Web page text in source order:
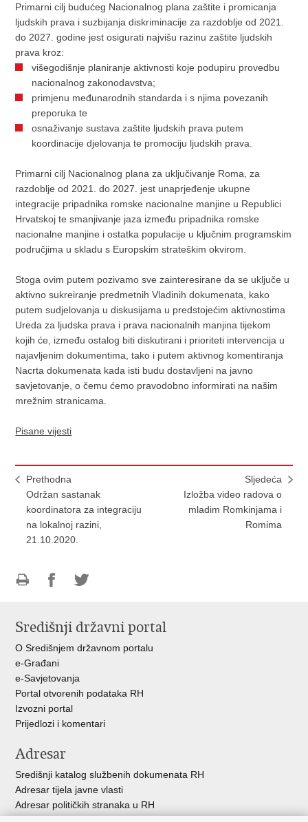
Primarni cilj budućeg Nacionalnog plana zaštite i promicanja
ljudskih prava i suzbijanja diskriminacije za razdoblje od 2021.
do 2027. godine jest osigurati najvišu razinu zaštite ljudskih
prava kroz:
višegodišnje planiranje aktivnosti koje podupiru provedbu
nacionalnog zakonodavstva;
primjenu međunarodnih standarda i s njima povezanih
preporuka te
osnaživanje sustava zaštite ljudskih prava putem
koordinacije djelovanja te promociju ljudskih prava.
Primarni cilj Nacionalnog plana za uključivanje Roma, za
razdoblje od 2021. do 2027. jest unaprjeđenje ukupne
integracije pripadnika romske nacionalne manjine u Republici
Hrvatskoj te smanjivanje jaza između pripadnika romske
nacionalne manjine i ostatka populacije u ključnim programskim
područjima u skladu s Europskim strateškim okvirom.
Stoga ovim putem pozivamo sve zainteresirane da se uključe u
aktivno sukreiranje predmetnih Vladinih dokumenata, kako
putem sudjelovanja u diskusijama u predstojećim aktivnostima
Ureda za ljudska prava i prava nacionalnih manjina tijekom
kojih će, između ostalog biti diskutirani i prioriteti intervencija u
najavljenim dokumentima, tako i putem aktivnog komentiranja
Nacrta dokumenata kada isti budu dostavljeni na javno
savjetovanje, o čemu ćemo pravodobno informirati na našim
mrežnim stranicama.
Pisane vijesti
Prethodna
Održan sastanak
koordinatora za integraciju
na lokalnoj razini,
21.10.2020.
Sljedeća
Izložba video radova o
mladim Romkinjama i
Romima
FacebookuTwitteru
Središnji državni portal
O Središnjem državnom portalu
e-Građani
e-Savjetovanja
Portal otvorenih podataka RH
Izvozni portal
Prijedlozi i komentari
Adresar
Središnji katalog službenih dokumenata RH
Adresar tijela javne vlasti
Adresar političkih stranaka u RH